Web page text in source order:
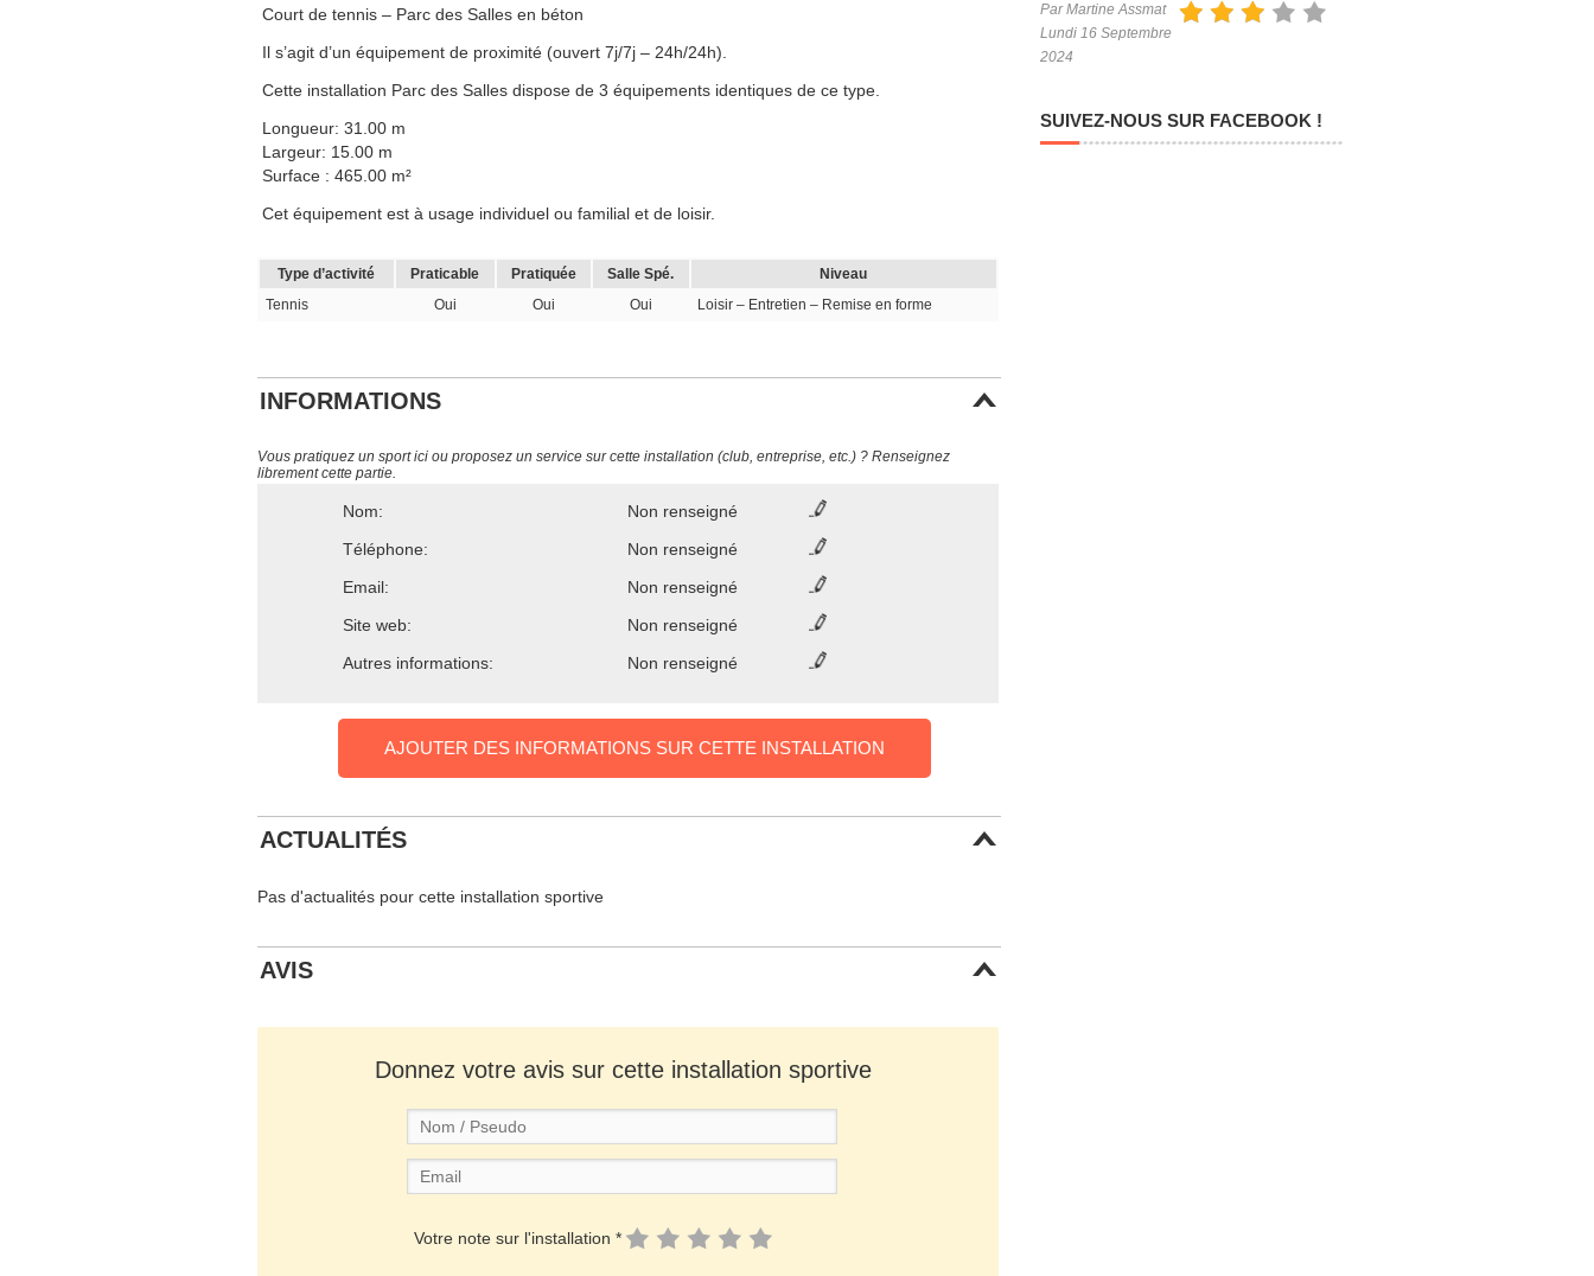
Court de tennis – Parc des Salles en béton
Il s’agit d’un équipement de proximité (ouvert 7j/7j – 24h/24h).
Cette installation Parc des Salles dispose de 3 équipements identiques de ce type.
Longueur: 31.00 m
Largeur: 15.00 m
Surface : 465.00 m²
Cet équipement est à usage individuel ou familial et de loisir.
Type d’activité Praticable Pratiquée Salle Spé.
Niveau
Tennis
Oui Oui Oui Loisir – Entretien – Remise en forme
INFORMATIONS
Vous pratiquez un sport ici ou proposez un service sur cette installation (club, entreprise, etc.) ? Renseignez
librement cette partie.
Nom:
Non renseigné
Téléphone:
Non renseigné
Email:
Non renseigné
Site web:
Non renseigné
Autres informations:
Non renseigné
AJOUTER DES INFORMATIONS SUR CETTE INSTALLATION
ACTUALITÉS
Pas d'actualités pour cette installation sportive
AVIS
Donnez votre avis sur cette installation sportive
Votre note sur l'installation *
Par Martine Assmat
Lundi 16 Septembre
2024
SUIVEZ-NOUS SUR FACEBOOK !